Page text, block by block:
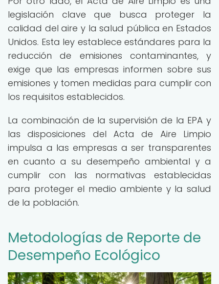
legislación clave que busca proteger la
calidad del aire y la salud pública en Estados
Unidos. Esta ley establece estándares para la
reducción de emisiones contaminantes, y
exige que las empresas informen sobre sus
emisiones y tomen medidas para cumplir con
los requisitos establecidos.
La combinación de la supervisión de la EPA y
las disposiciones del Acta de Aire Limpio
impulsa a las empresas a ser transparentes
en cuanto a su desempeño ambiental y a
cumplir con las normativas establecidas
para proteger el medio ambiente y la salud
de la población.
Metodologías de Reporte de
Desempeño Ecológico